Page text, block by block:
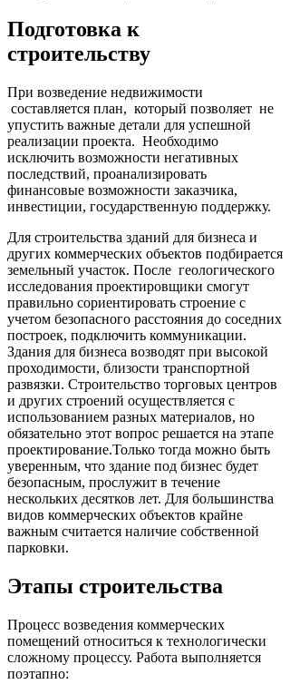
Подготовка к
строительству
При возведение недвижимости
составляется план, который позволяет не
упустить важные детали для успешной
реализации проекта. Необходимо
исключить возможности негативных
последствий, проанализировать
финансовые возможности заказчика,
инвестиции, государственную поддержку.
Для строительства зданий для бизнеса и
других коммерческих объектов подбирается
земельный участок. После геологического
исследования проектировщики смогут
правильно сориентировать строение с
учетом безопасного расстояния до соседних
построек, подключить коммуникации.
Здания для бизнеса возводят при высокой
проходимости, близости транспортной
развязки. Строительство торговых центров
и других строений осуществляется с
использованием разных материалов, но
обязательно этот вопрос решается на этапе
проектирование.Только тогда можно быть
уверенным, что здание под бизнес будет
безопасным, прослужит в течение
нескольких десятков лет. Для большинства
видов коммерческих объектов крайне
важным считается наличие собственной
парковки.
Этапы строительства
Процесс возведения коммерческих
помещений относиться к технологически
сложному процессу. Работа выполняется
поэтапно: